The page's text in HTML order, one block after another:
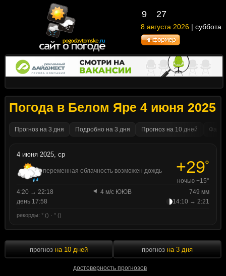
9 27
8 августа 2026 | суббота
Погода в Белом Яре 4 июня 2025
Прогноз на 3 дня Подробно на 3 дня Прогноз на 10 дней
4 июня 2025, ср
переменная облачность возможен дождь +29°
ночью +15°
4:20 → 22:18
4 м/с ЮЮВ
749 мм
день 17:58
14:10 → 2:21
рекорды: ° () · ° ()
прогноз на 10 дней
достоверность прогнозов
прогноз на 3 дня